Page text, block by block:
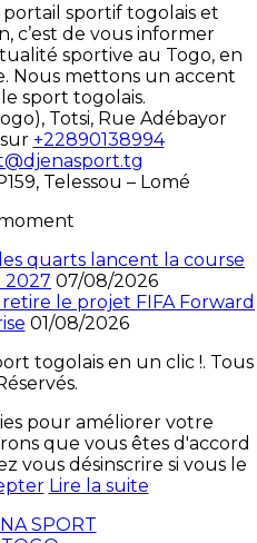
portail sportif togolais et
c’est de vous informer
sportive au Togo, en
Nous mettons un accent
sport togolais.
Totsi, Rue Adébayor
+22890138994
Telessou – Lomé
quarts lancent la course
2027 07/08/2026
le projet FIFA Forward
01/08/2026
togolais en un clic !. Tous
pour améliorer votre
que vous êtes d'accord
vous désinscrire si vous le
Lire la suite
SPORT